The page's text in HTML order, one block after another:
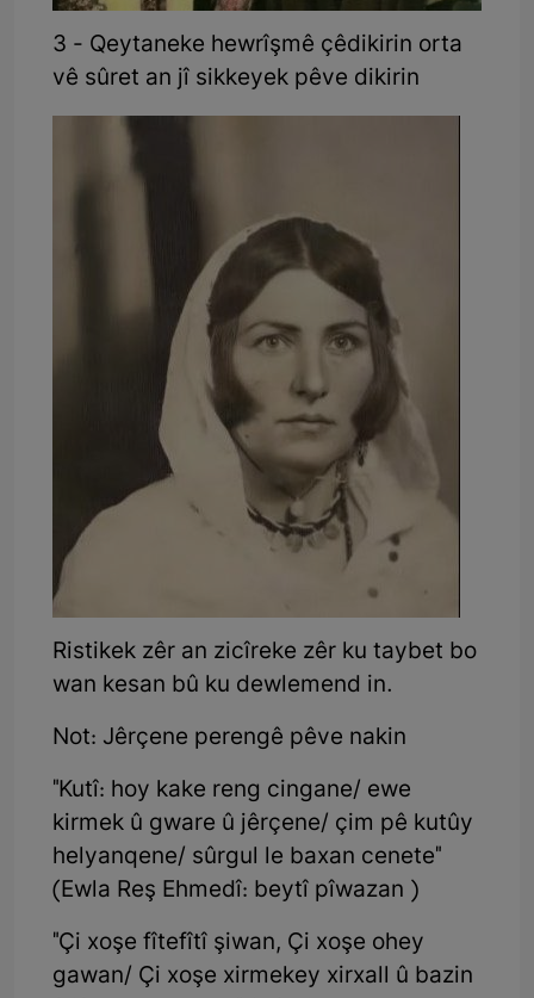
3 - Qeytaneke hewrîşmê çêdikirin orta
vê sûret an jî sikkeyek pêve dikirin
Ristikek zêr an zicîreke zêr ku taybet bo
wan kesan bû ku dewlemend in.
Not: Jêrçene perengê pêve nakin
"Kutî: hoy kake reng cingane/ ewe
kirmek û gware û jêrçene/ çim pê kutûy
helyanqene/ sûrgul le baxan cenete"
(Ewla Reş Ehmedî: beytî pîwazan )
"Çi xoşe fîtefîtî şiwan, Çi xoşe ohey
gawan/ Çi xoşe xirmekey xirxall û bazin